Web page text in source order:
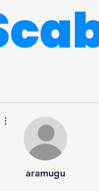
aramugu